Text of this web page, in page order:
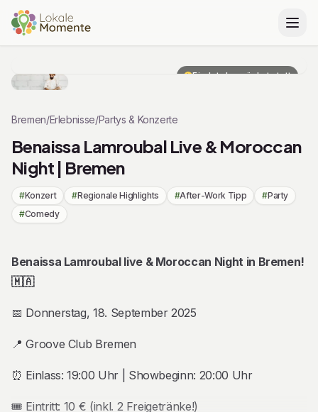
Findet demnächst statt
Bremen/Erlebnisse/Partys & Konzerte
Benaissa Lamroubal Live & Moroccan
Night | Bremen
#Konzert #Regionale Highlights #After-Work Tipp #Party
#Comedy
Beschreibung
Benaissa Lamroubal live & Moroccan Night in Bremen!
🇲🇦
📅 Donnerstag, 18. September 2025
📍 Groove Club Bremen
⏰ Einlass: 19:00 Uhr | Showbeginn: 20:00 Uhr
🎟️ Eintritt: 10 € (inkl. 2 Freigetränke!)